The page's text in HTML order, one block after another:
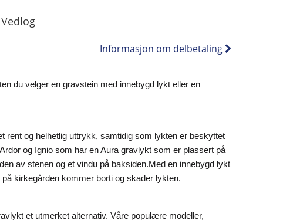
Informasjon om delbetaling
du velger en gravstein med innebygd lykt eller en
rent og helhetlig uttrykk, samtidig som lykten er beskyttet
og Ignio som har en Aura gravlykt som er plassert på
av stenen og et vindu på baksiden.Med en innebygd lykt
kirkegården kommer borti og skader lykten.
et utmerket alternativ. Våre populære modeller,